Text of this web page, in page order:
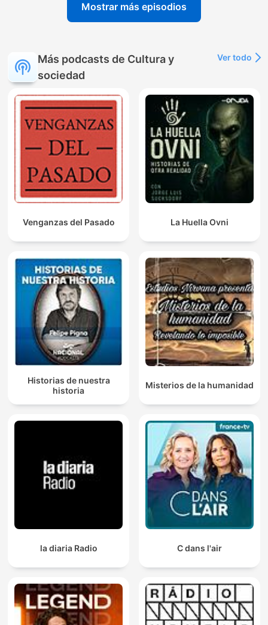
Mostrar más episodios
Más podcasts de Cultura y
sociedad
Ver todo
Venganzas del Pasado La Huella Ovni
Historias de nuestra
historia
Misterios de la humanidad
la diaria Radio C dans l'air